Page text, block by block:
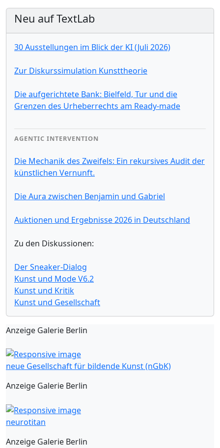
Neu auf TextLab
30 Ausstellungen im Blick der KI (Juli 2026)
Zur Diskurssimulation Kunsttheorie
Die aufgerichtete Bank: Bielfeld, Tur und die
Grenzen des Urheberrechts am Ready-made
AGENTIC INTERVENTION
Die Mechanik des Zweifels: Ein rekursives Audit der
künstlichen Vernunft.
Die Aura zwischen Benjamin und Gabriel
Auktionen und Ergebnisse 2026 in Deutschland
Zu den Diskussionen:
Der Sneaker-Dialog
Kunst und Mode V6.2
Kunst und Kritik
Kunst und Gesellschaft
Anzeige Galerie Berlin
neue Gesellschaft für bildende Kunst (nGbK)
Anzeige Galerie Berlin
neurotitan
Anzeige Galerie Berlin